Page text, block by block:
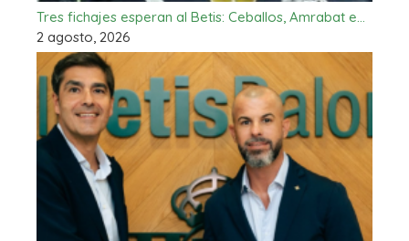
Tres fichajes esperan al Betis: Ceballos, Amrabat e…
2 agosto, 2026